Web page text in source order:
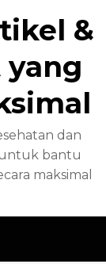
&
yang
dan
untuk bantu
maksimal